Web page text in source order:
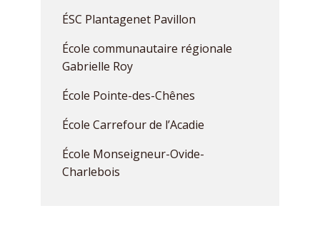
ÉSC Plantagenet Pavillon
École communautaire régionale
Gabrielle Roy
École Pointe-des-Chênes
École Carrefour de l’Acadie
École Monseigneur-Ovide-
Charlebois